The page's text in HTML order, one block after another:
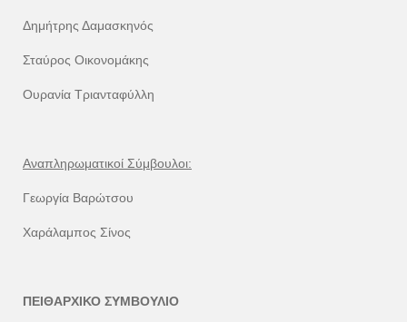
Δημήτρης Δαμασκηνός
Σταύρος Οικονομάκης
Ουρανία Τριανταφύλλη
Αναπληρωματικοί Σύμβουλοι:
Γεωργία Βαρώτσου
Χαράλαμπος Σίνος
ΠΕΙΘΑΡΧΙΚΟ ΣΥΜΒΟΥΛΙΟ